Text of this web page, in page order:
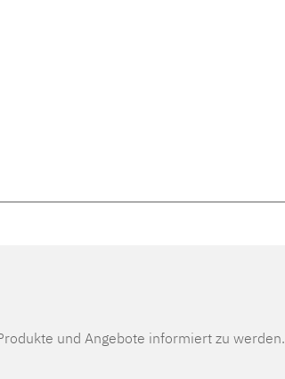
und Angebote informiert zu werden.